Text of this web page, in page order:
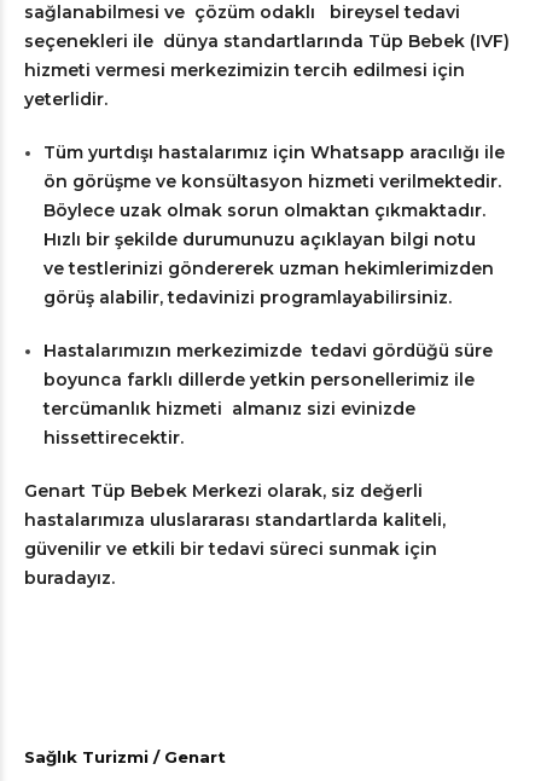
sağlanabilmesi ve çözüm odaklı bireysel tedavi
seçenekleri ile dünya standartlarında Tüp Bebek (IVF)
hizmeti vermesi merkezimizin tercih edilmesi için
yeterlidir.
Tüm yurtdışı hastalarımız için Whatsapp aracılığı ile
ön görüşme ve konsültasyon hizmeti verilmektedir.
Böylece uzak olmak sorun olmaktan çıkmaktadır.
Hızlı bir şekilde durumunuzu açıklayan bilgi notu
ve testlerinizi göndererek uzman hekimlerimizden
görüş alabilir, tedavinizi programlayabilirsiniz.
Hastalarımızın merkezimizde tedavi gördüğü süre
boyunca farklı dillerde yetkin personellerimiz ile
tercümanlık hizmeti almanız sizi evinizde
hissettirecektir.
Genart Tüp Bebek Merkezi olarak, siz değerli
hastalarımıza uluslararası standartlarda kaliteli,
güvenilir ve etkili bir tedavi süreci sunmak için
buradayız.
Sağlık Turizmi / Genart